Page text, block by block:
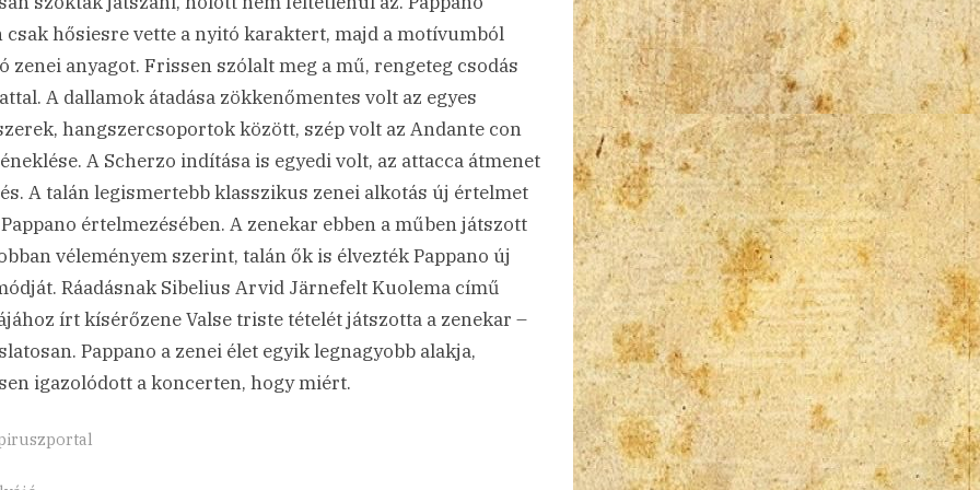
csak hősiesre vette a nyitó karaktert, majd a motívumból
zenei anyagot. Frissen szólalt meg a mű, rengeteg csodás
A dallamok átadása zökkenőmentes volt az egyes
hangszercsoportok között, szép volt az Andante con
A Scherzo indítása is egyedi volt, az attacca átmenet
A talán legismertebb klasszikus zenei alkotás új értelmet
értelmezésében. A zenekar ebben a műben játszott
véleményem szerint, talán ők is élvezték Pappano új
Ráadásnak Sibelius Arvid Järnefelt Kuolema című
írt kísérőzene Valse triste tételét játszotta a zenekar –
Pappano a zenei élet egyik legnagyobb alakja,
igazolódott a koncerten, hogy miért.